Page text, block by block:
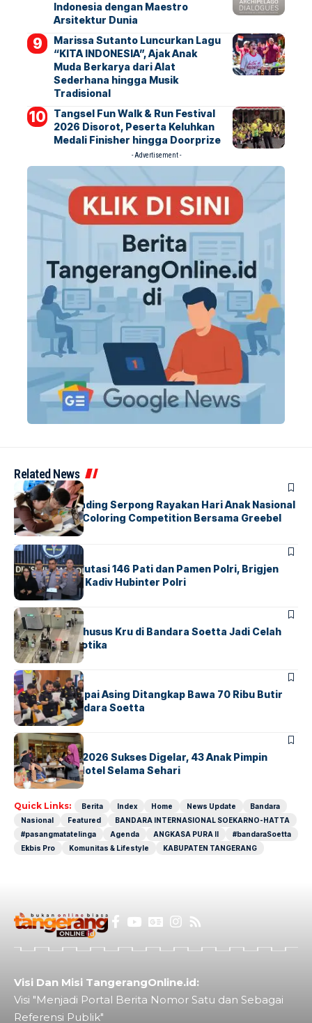
Indonesia dengan Maestro
Arsitektur Dunia
Marissa Sutanto Luncurkan Lagu
“KITA INDONESIA”, Ajak Anak
Muda Berkarya dari Alat
Sederhana hingga Musik
Tradisional
Tangsel Fun Walk & Run Festival
2026 Disorot, Peserta Keluhkan
Medali Finisher hingga Doorprize
- Advertisement -
Related News
BERITAINDEX
Atria Hotel Gading Serpong Rayakan Hari Anak Nasional
Lewat Family Coloring Competition Bersama Greebel
Indonesia
BERITA
Mabes Polri Mutasi 146 Pati dan Pamen Polri, Brigjen
Untung Jabat Kadiv Hubinter Polri
BANDARABERITA
Ketika Jalur Khusus Kru di Bandara Soetta Jadi Celah
Sindikat Narkotika
BANDARA BERITA
Kopilot Maskapai Asing Ditangkap Bawa 70 Ribu Butir
Ekstasi di Bandara Soetta
BERITAINDEX
GM For A Day 2026 Sukses Digelar, 43 Anak Pimpin
Operasional Hotel Selama Sehari
Quick Links: Berita Index Home News Update
Bandara
Nasional
Featured
BANDARA INTERNASIONAL SOEKARNO-HATTA
#pasangmatatelinga
Agenda ANGKASA PURA II
#bandaraSoetta
Ekbis Pro
Komunitas & Lifestyle KABUPATEN TANGERANG
Visi Dan Misi TangerangOnline.id:
Visi "Menjadi Portal Berita Nomor Satu dan Sebagai
Referensi Publik"